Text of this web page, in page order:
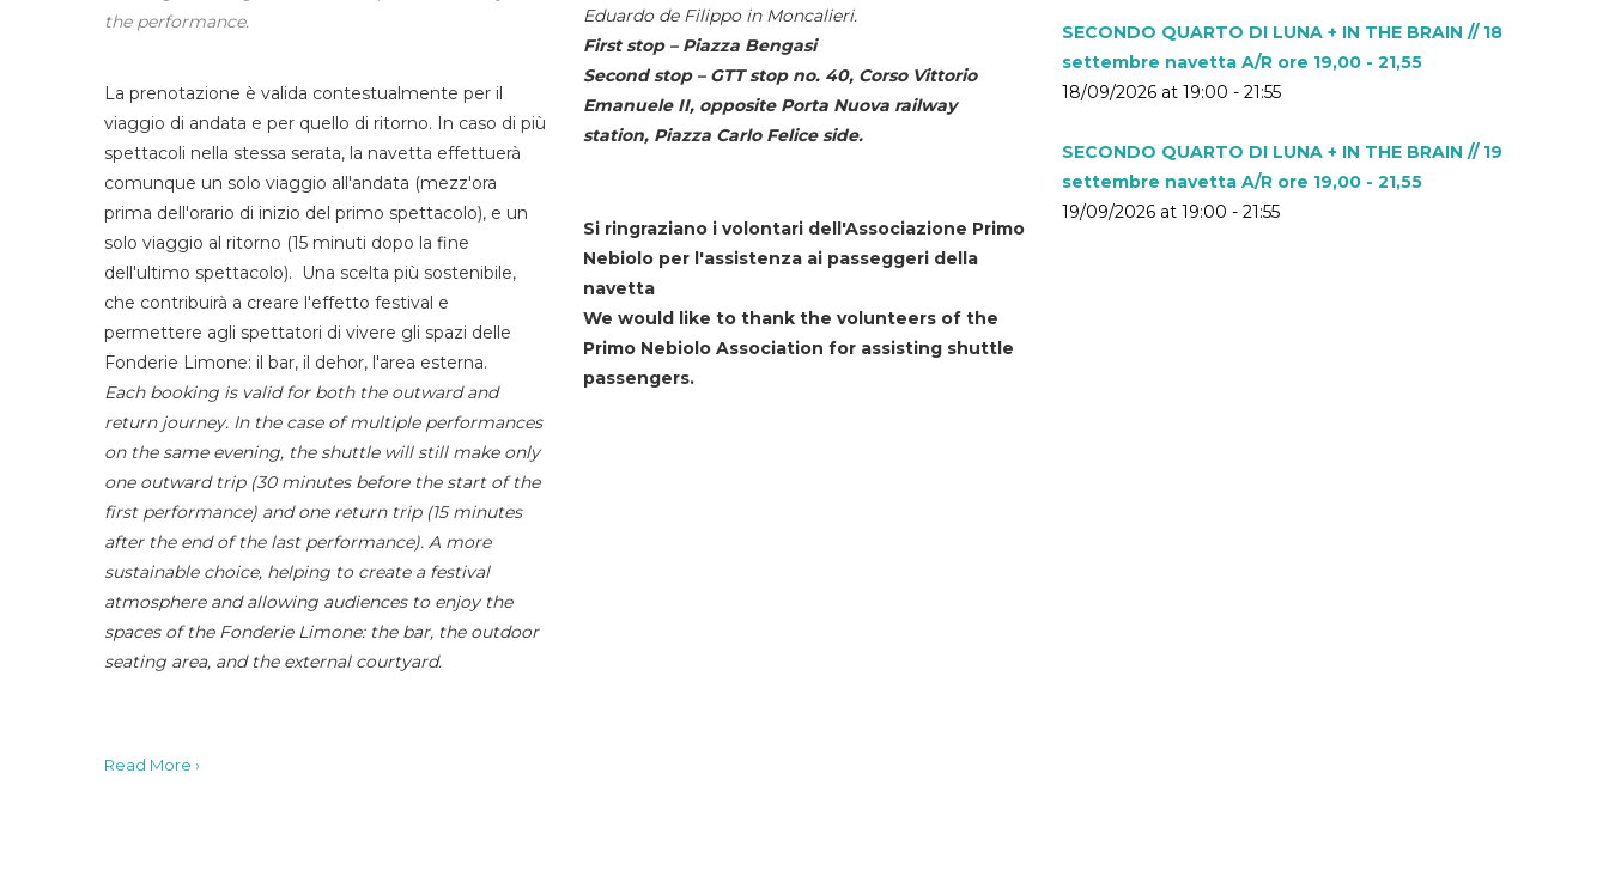
the performance.
La prenotazione è valida contestualmente per il
viaggio di andata e per quello di ritorno. In caso di più
spettacoli nella stessa serata, la navetta effettuerà
comunque un solo viaggio all'andata (mezz'ora
prima dell'orario di inizio del primo spettacolo), e un
solo viaggio al ritorno (15 minuti dopo la fine
dell'ultimo spettacolo). Una scelta più sostenibile,
che contribuirà a creare l'effetto festival e
permettere agli spettatori di vivere gli spazi delle
Fonderie Limone: il bar, il dehor, l'area esterna.
Each booking is valid for both the outward and
return journey. In the case of multiple performances
on the same evening, the shuttle will still make only
one outward trip (30 minutes before the start of the
first performance) and one return trip (15 minutes
after the end of the last performance). A more
sustainable choice, helping to create a festival
atmosphere and allowing audiences to enjoy the
spaces of the Fonderie Limone: the bar, the outdoor
seating area, and the external courtyard.
Eduardo de Filippo in Moncalieri.
First stop – Piazza Bengasi
Second stop – GTT stop no. 40, Corso Vittorio
Emanuele II, opposite Porta Nuova railway
station, Piazza Carlo Felice side.
Si ringraziano i volontari dell'Associazione Primo
Nebiolo per l'assistenza ai passeggeri della
navetta
We would like to thank the volunteers of the
Primo Nebiolo Association for assisting shuttle
passengers.
SECONDO QUARTO DI LUNA + IN THE BRAIN // 18
settembre navetta A/R ore 19,00 - 21,55
18/09/2026 at 19:00 - 21:55
SECONDO QUARTO DI LUNA + IN THE BRAIN // 19
settembre navetta A/R ore 19,00 - 21,55
19/09/2026 at 19:00 - 21:55
Read More ›